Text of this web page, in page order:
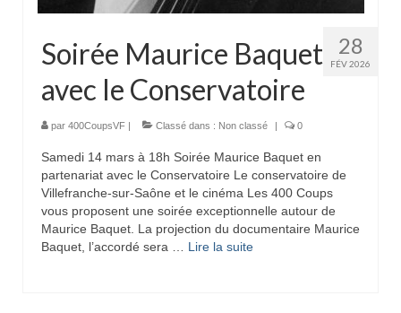
28
FÉV 2026
Soirée Maurice Baquet
avec le Conservatoire
par 400CoupsVF Classé dans : Non classé 0
Samedi 14 mars à 18h Soirée Maurice Baquet en
partenariat avec le Conservatoire Le conservatoire de
Villefranche-sur-Saône et le cinéma Les 400 Coups
vous proposent une soirée exceptionnelle autour de
Maurice Baquet. La projection du documentaire Maurice
Baquet, l’accordé sera … Lire la suite­­